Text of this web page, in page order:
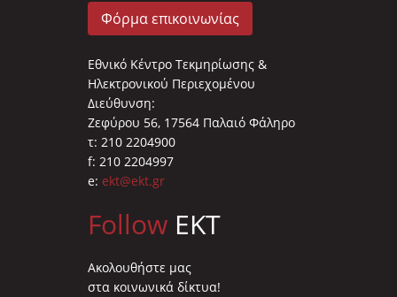
Φόρμα επικοινωνίας
Εθνικό Κέντρο Τεκμηρίωσης &
Ηλεκτρονικού Περιεχομένου
Διεύθυνση:
Ζεφύρου 56, 17564 Παλαιό Φάληρο
τ: 210 2204900
f: 210 2204997
e: ekt@ekt.gr
Follow EKT
Ακολουθήστε μας
στα κοινωνικά δίκτυα!